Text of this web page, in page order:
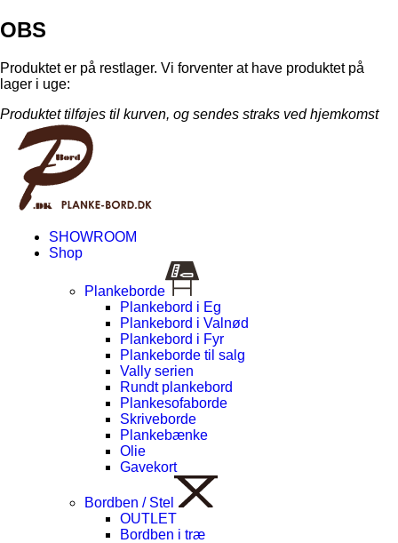
OBS
Produktet er på restlager. Vi forventer at have produktet på
lager i uge:
Produktet tilføjes til kurven, og sendes straks ved hjemkomst
SHOWROOM
Shop
Plankeborde
Plankebord i Eg
Plankebord i Valnød
Plankebord i Fyr
Plankeborde til salg
Vally serien
Rundt plankebord
Plankesofaborde
Skriveborde
Plankebænke
Olie
Gavekort
Bordben / Stel
OUTLET
Bordben i træ